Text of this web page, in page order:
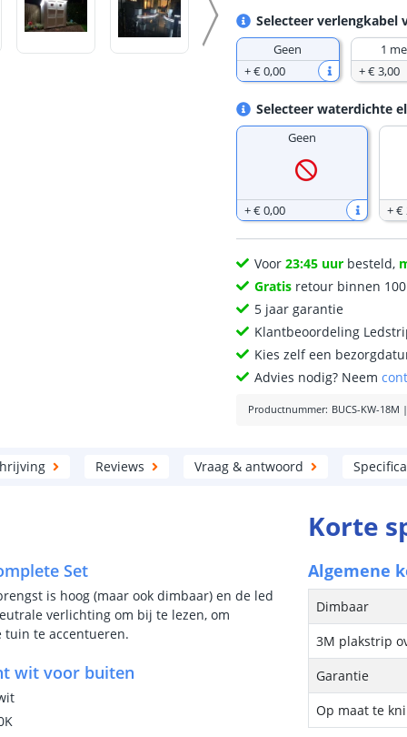
Selecteer verlengkabel
Geen
+€ 0,00
1
+€ 3,00
Selecteer waterdichte
Geen
+€ 0,00 +€
Voor23:45 uur besteld,
Gratis retour binnen
5 jaar garantie
Klantbeoordeling
Kies zelf een
Advies nodig? Neem
Productnummer: BUCS-KW-18M
Reviews Vraag & antwoord
Set
is hoog (maar ook dimbaar) en de led
verlichting om bij te lezen, om
tuin te accentueren.
wit voor buiten
Korte
Algemene
Dimbaar
3M plakstrip
Garantie
Op maat te